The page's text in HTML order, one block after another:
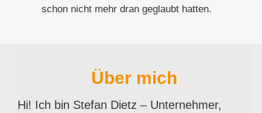
schon nicht mehr dran geglaubt hatten.
Über mich
Hi! Ich bin Stefan Dietz – Unternehmer,